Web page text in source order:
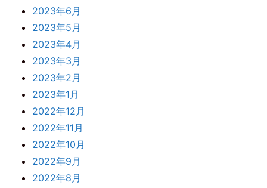
2023年6月
2023年5月
2023年4月
2023年3月
2023年2月
2023年1月
2022年12月
2022年11月
2022年10月
2022年9月
2022年8月